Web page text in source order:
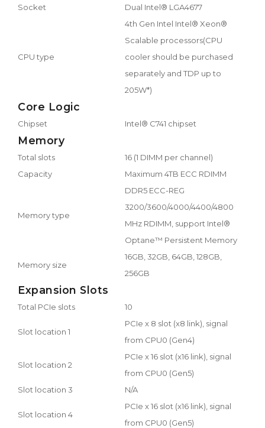
Socket Dual Intel® LGA4677
CPU type
4th Gen Intel Intel® Xeon®
Scalable processors(CPU
cooler should be purchased
separately and TDP up to
205W*)
Core Logic
Chipset Intel® C741 chipset
Memory
Total slots
16 (1 DIMM per channel)
Capacity
Maximum 4TB ECC RDIMM
Memory type
DDR5 ECC-REG
3200/3600/4000/4400/4800
MHz RDIMM, support Intel®
Optane™ Persistent Memory
Memory size
16GB, 32GB, 64GB, 128GB,
256GB
Expansion Slots
Total PCIe slots 10
Slot location 1
PCIe x 8 slot (x8 link), signal
from CPU0 (Gen4)
Slot location 2
PCIe x 16 slot (x16 link), signal
from CPU0 (Gen5)
Slot location 3
N/A
Slot location 4
PCIe x 16 slot (x16 link), signal
from CPU0 (Gen5)